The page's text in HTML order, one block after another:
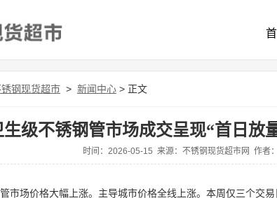
锈钢现货超市 > 新闻中心 > 正文
生级不锈钢管市场成交呈现“首日放
时间：2026-05-15 来源：不锈钢现货超市网 作者
市场价格大幅上涨。主导城市价格全线上涨。本周仅三个交易